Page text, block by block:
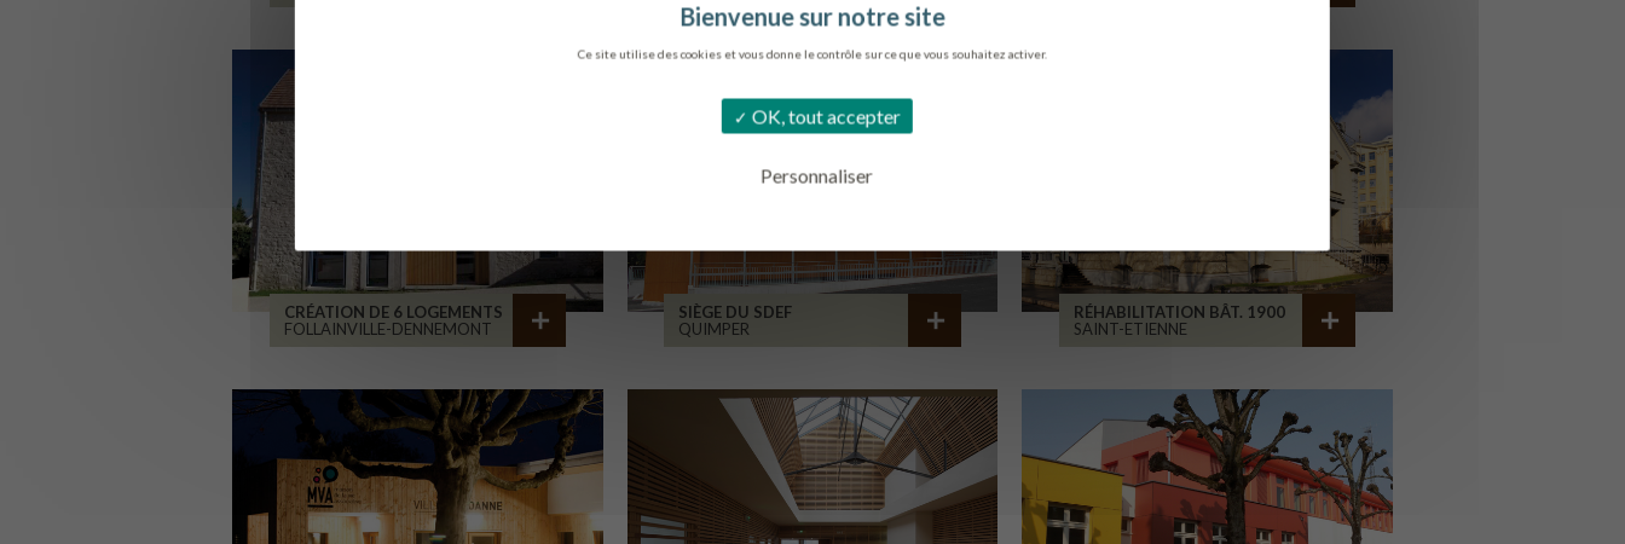
Ce site utilise des cookies et vous donne le contrôle sur ce que vous souhaitez activer.
OK, tout accepter
Personnaliser
CRÉATION DE 6 LOGEMENTS
FOLLAINVILLE-DENNEMONT
SIÈGE DU SDEF
QUIMPER
RÉHABILITATION BÂT. 1900
SAINT-ETIENNE